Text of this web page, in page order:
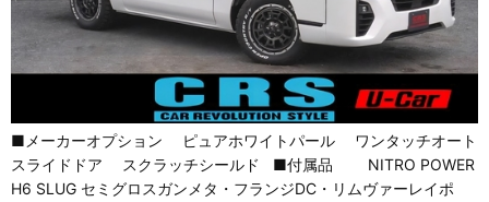
■メーカーオプション ピュアホワイトパール ワンタッチオート
スライドドア スクラッチシールド ■付属品 NITRO POWER
H6 SLUG セミグロスガンメタ・フランジDC・リムヴァーレイポ